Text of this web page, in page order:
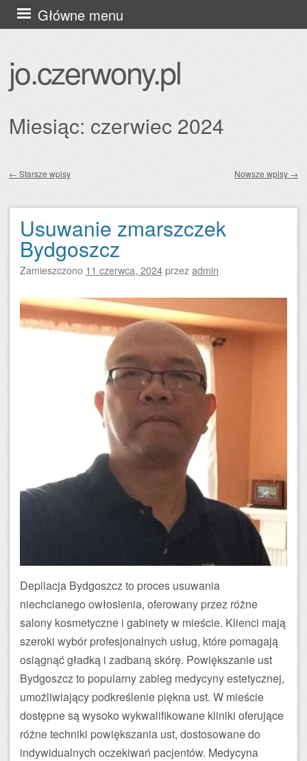
jo.czerwony.pl
Główne menu
Przejdź
do
Miesiąc: czerwiec 2024
← Starsze wpisy Nowsze wpisy →
Usuwanie zmarszczek
Bydgoszcz
Zamieszczono 11 czerwca, 2024przezadmin
Depilacja Bydgoszcz to proces usuwania
niechcianego owłosienia, oferowany przez różne
salony kosmetyczne i gabinety w mieście. Klienci mają
szeroki wybór profesjonalnych usług, które pomagają
osiągnąć gładką i zadbaną skórę. Powiększanie ust
Bydgoszcz to popularny zabieg medycyny estetycznej,
umożliwiający podkreślenie piękna ust. W mieście
dostępne są wysoko wykwalifikowane kliniki oferujące
różne techniki powiększania ust, dostosowane do
indywidualnych oczekiwań pacjentów. Medycyna